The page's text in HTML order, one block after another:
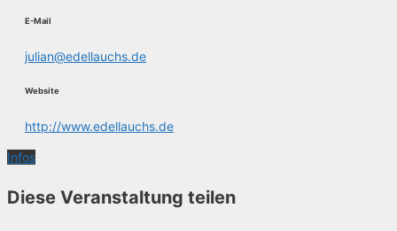
E-Mail
julian@edellauchs.de
Website
http://www.edellauchs.de
Infos
Diese Veranstaltung teilen